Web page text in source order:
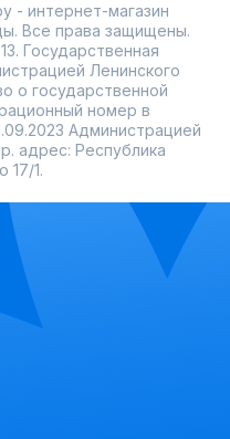
- интернет-магазин
Все права защищены.
Государственная
Ленинского
о государственной
номер в
Администрацией
адрес: Республика
17/1.